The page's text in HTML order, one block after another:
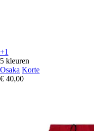
+1
5 kleuren
Osaka Korte
€ 40,00